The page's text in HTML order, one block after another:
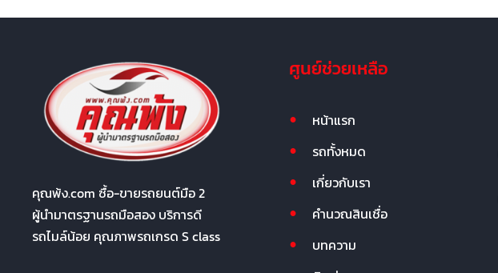
คุณพ้ง.com ซื้อ-ขายรถยนต์มือ 2
ผู้นำมาตรฐานรถมือสอง บริการดี
รถไมล์น้อย คุณภาพรถเกรด S class
ศูนย์ช่วยเหลือ
หน้าแรก
รถทั้งหมด
เกี่ยวกับเรา
คำนวณสินเชื่อ
บทความ